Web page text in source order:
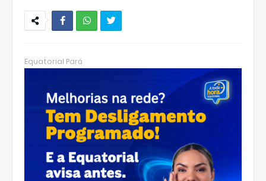
hats
p
Equatorial Pará